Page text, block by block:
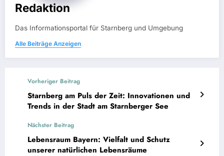
Redaktion
Das Informationsportal für Starnberg und Umgebung
Alle Beiträge Anzeigen
Vorheriger Beitrag
Starnberg am Puls der Zeit: Innovationen und
Trends in der Stadt am Starnberger See
Nächster Beitrag
Lebensraum Bayern: Vielfalt und Schutz
unserer natürlichen Lebensräume